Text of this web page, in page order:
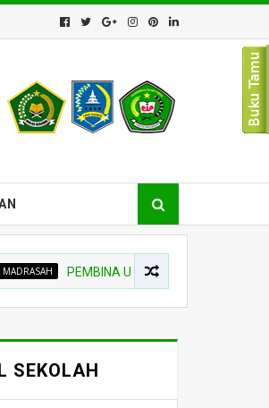
PEMBINA UPACARA TEKANKAN NIAT
SEKOLAH